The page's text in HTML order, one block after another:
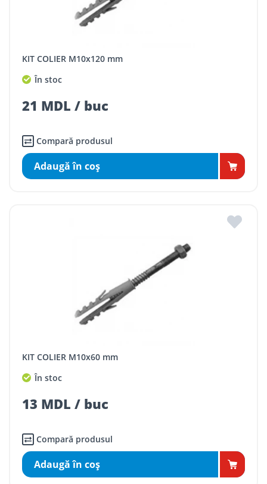
KIT COLIER M10x120 mm
În stoc
21 MDL / buc
Compară produsul
Adaugă în coş
KIT COLIER M10x60 mm
În stoc
13 MDL / buc
Compară produsul
Adaugă în coş